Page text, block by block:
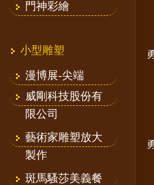
門神彩繪
小型雕塑
漫博展-尖端
威剛科技股份有
限公司
藝術家雕塑放大
製作
斑馬騷莎美義餐